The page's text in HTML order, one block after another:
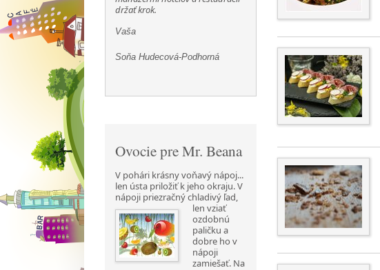
držať krok.
Vaša
Soňa Hudecová-Podhorná
Ovocie pre Mr. Beana
V pohári krásny voňavý nápoj...
len ústa priložiť k jeho okraju. V
nápoji priezračný chladivý ľad,
len vziať
ozdobnú
paličku a
dobre ho v
nápoji
zamiešať. Na